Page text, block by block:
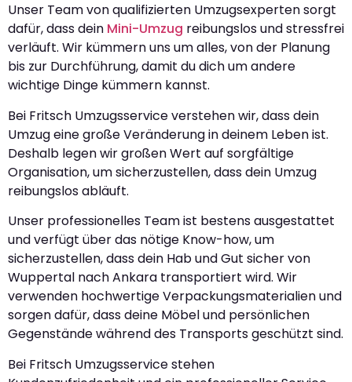
Unser Team von qualifizierten Umzugsexperten sorgt
dafür, dass dein Mini-Umzug reibungslos und stressfrei
verläuft. Wir kümmern uns um alles, von der Planung
bis zur Durchführung, damit du dich um andere
wichtige Dinge kümmern kannst.
Bei Fritsch Umzugsservice verstehen wir, dass dein
Umzug eine große Veränderung in deinem Leben ist.
Deshalb legen wir großen Wert auf sorgfältige
Organisation, um sicherzustellen, dass dein Umzug
reibungslos abläuft.
Unser professionelles Team ist bestens ausgestattet
und verfügt über das nötige Know-how, um
sicherzustellen, dass dein Hab und Gut sicher von
Wuppertal nach Ankara transportiert wird. Wir
verwenden hochwertige Verpackungsmaterialien und
sorgen dafür, dass deine Möbel und persönlichen
Gegenstände während des Transports geschützt sind.
Bei Fritsch Umzugsservice stehen